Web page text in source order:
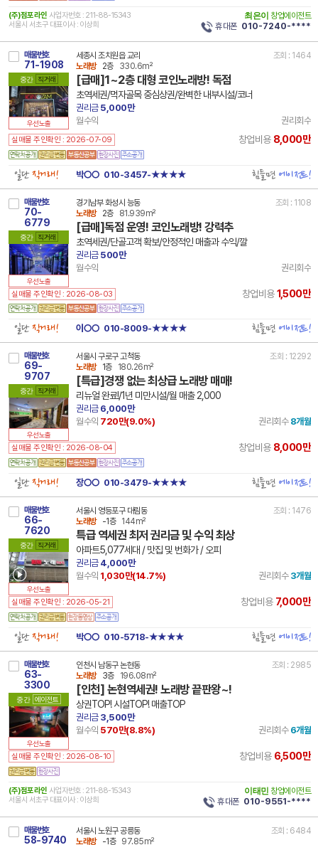
(주)점포라인 사업자번호 : 211-88-15343
서울시 서초구 대표이사 : 이상희
최은이 창업에이전트
휴대폰 010-7240-****
매물번호
71-1908
중간 직거래
우선노출
세종시 조치원읍 교리
조회 : 1464
노래방
2층 330.6m²
[급매]1~2층 대형 코인노래방! 독점
초역세권/먹자골목 중심상권/완벽한 내부시설/코너
권리금5,000만
월수익
권리회수
실매물 주인확인 : 2026-07-09 창업비용 8,000만
일단직거래! 박○○ 010-3457-★★★★ 힘들면에이전트!
매물번호
70-
6779
중간 직거래
우선노출
경기남부 화성시 능동
조회 : 1108
노래방
2층 81.939m²
[급매]독점 운영! 코인노래방! 강력추
초역세권/단골고객 확보/안정적인 매출과 수익/깔
권리금500만
월수익
권리회수
실매물 주인확인 : 2026-08-03 창업비용1,500만
일단직거래! 이○○ 010-8009-★★★★ 힘들면에이전트!
매물번호
69-
9707
중간 직거래
우선노출
서울시 구로구 고척동
조회 : 12292
노래방
1층 180.26m²
[특급]경쟁 없는 최상급 노래방 매매!
리뉴얼 완료!/1년 미만시설/월 매출 2,000
권리금6,000만
월수익 720만(9.0%) 권리회수 8개월
실매물 주인확인 : 2026-08-04 창업비용 8,000만
일단직거래! 장○○ 010-3479-★★★★ 힘들면에이전트!
매물번호
66-
7620
중간 직거래
우선노출
서울시 영등포구 대림동
조회 : 1476
노래방
-1층 144m²
특급 역세권 최저 권리금 및 수익 최상
아파트5,077세대 / 맛집 및 번화가 / 오피
권리금4,000만
월수익 1,030만(14.7%) 권리회수 3개월
실매물 주인확인 : 2026-05-21 창업비용 7,000만
일단직거래! 박○○ 010-5718-★★★★ 힘들면에이전트!
매물번호
63-
3300
중간 에이전트
우선노출
인천시 남동구 논현동
조회 : 2985
노래방
3층 196.08m²
[인천] 논현역세권! 노래방 끝판왕~!
상권TOP! 시설TOP! 매출TOP
권리금3,500만
월수익 570만(8.8%) 권리회수 6개월
실매물 주인확인 : 2026-08-10 창업비용 6,500만
(주)점포라인 사업자번호 : 211-88-15343
서울시 서초구 대표이사 : 이상희
이태민 창업에이전트
휴대폰 010-9551-****
매물번호
58-9740
서울시 노원구 공릉동
조회 : 6484
노래방
-1층 97.85m²